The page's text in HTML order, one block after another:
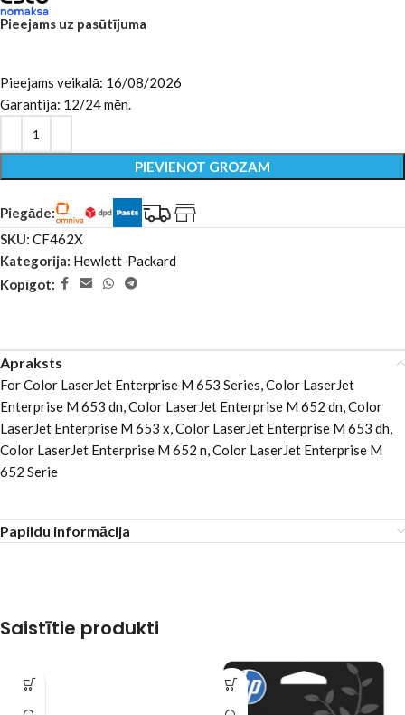
Pieejams uz pasūtījuma
Pieejams veikalā: 16/08/2026
Garantija: 12/24 mēn.
PIEVIENOT GROZAM
Piegāde:
SKU: CF462X
Kategorija: Hewlett-Packard
Kopīgot:
Apraksts
For Color LaserJet Enterprise M 653 Series, Color LaserJet
Enterprise M 653 dn, Color LaserJet Enterprise M 652 dn, Color
LaserJet Enterprise M 653 x, Color LaserJet Enterprise M 653 dh,
Color LaserJet Enterprise M 652 n, Color LaserJet Enterprise M
652 Serie
Papildu informācija
Saistītie produkti